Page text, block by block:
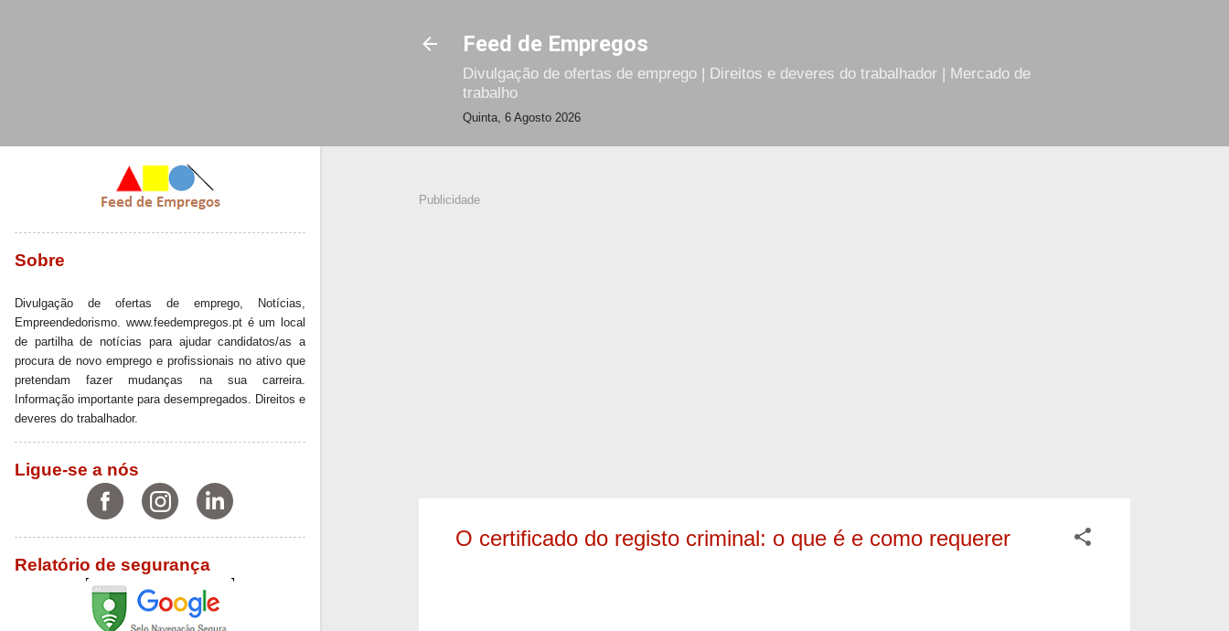
Feed de Empregos
Divulgação de ofertas de emprego | Direitos e deveres do trabalhador | Mercado de
trabalho
Quinta, 6 Agosto 2026
Publicidade
O certificado do registo criminal: o que é e como requerer
Sobre
Divulgação de ofertas de emprego, Notícias,
Empreendedorismo. www.feedempregos.pt é um local
de partilha de notícias para ajudar candidatos/as a
procura de novo emprego e profissionais no ativo que
pretendam fazer mudanças na sua carreira.
Informação importante para desempregados. Direitos e
deveres do trabalhador.
Ligue-se a nós
Relatório de segurança